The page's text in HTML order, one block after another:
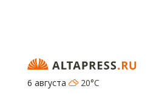
6 августа
20°C